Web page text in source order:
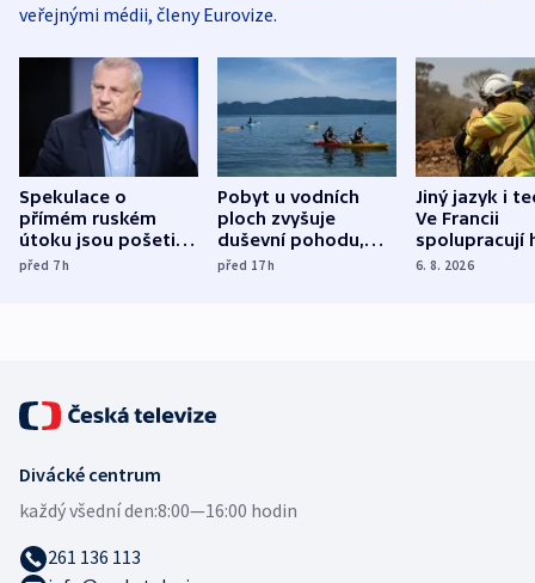
veřejnými médii, členy Eurovize.
Spekulace o
přímém ruském
útoku jsou pošetilé,
míní estonský
před 7h
Pobyt u vodních
ploch zvyšuje
duševní pohodu,
ukázala
před 17h
Jiný jazyk i
Ve Francii
spolupracují
různých zemí
6. 8. 2026
Divácké centrum
každý všední den:8:00—16:00 hodin
261 136 113